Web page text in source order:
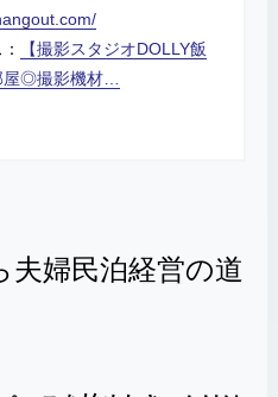
【撮影スタジオDOLLY飯
屋◎撮影機材…
婦民泊経営の道